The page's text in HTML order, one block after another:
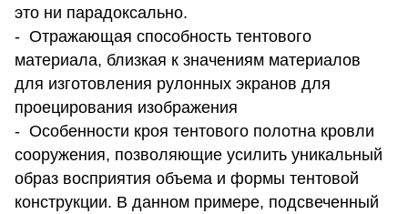
это ни парадоксально.
- Отражающая способность тентового
материала, близкая к значениям материалов
для изготовления рулонных экранов для
проецирования изображения
- Особенности кроя тентового полотна кровли
сооружения, позволяющие усилить уникальный
образ восприятия объема и формы тентовой
конструкции. В данном примере, подсвеченный